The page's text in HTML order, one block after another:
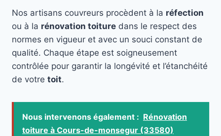
Nos artisans couvreurs procèdent à la réfection
ou à la rénovation toiture dans le respect des
normes en vigueur et avec un souci constant de
qualité. Chaque étape est soigneusement
contrôlée pour garantir la longévité et l’étanchéité
de votre toit.
Nous intervenons également : Rénovation
toiture à Cours-de-monsegur (33580)